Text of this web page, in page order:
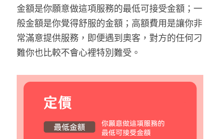
金額是你願意做這項服務的最低可接受金額；一
般金額是你覺得舒服的金額；高額費用是讓你非
常滿意提供服務，即便遇到奧客，對方的任何刁
難你也比較不會心裡特別難受。